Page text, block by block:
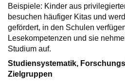
Beispiele: Kinder aus
besuchen häufiger Kitas und
gefördert, in den Schulen
Lesekompetenzen und sie
Studium auf.
Studiensystematik,
Zielgruppen